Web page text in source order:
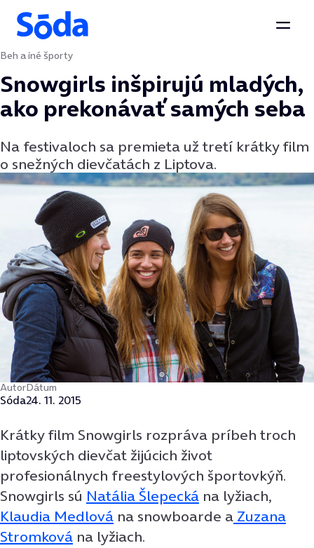
Preskočiť na obsah
Beh a iné športy
Snowgirls inšpirujú mladých,
ako prekonávať samých seba
Na festivaloch sa premieta už tretí krátky film
o snežných dievčatách z Liptova.
Autor
Sóda
Dátum
24. 11. 2015
Krátky film Snowgirls rozpráva príbeh troch
liptovských dievčat žijúcich život
profesionálnych freestylových športovkýň.
Snowgirls sú Natália Šlepecká na lyžiach,
Klaudia Medlová na snowboarde a Zuzana
Stromková na lyžiach.